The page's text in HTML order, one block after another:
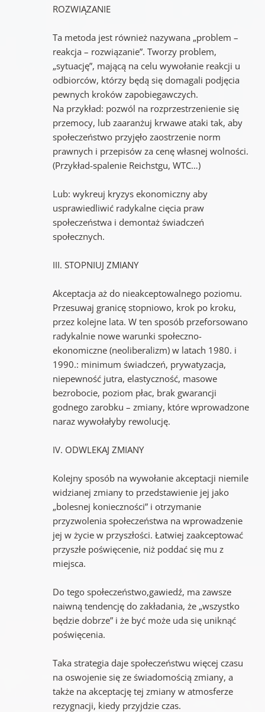
ROZWIĄZANIE
Ta metoda jest również nazywana „problem –
reakcja – rozwiązanie”. Tworzy problem,
„sytuację”, mającą na celu wywołanie reakcji u
odbiorców, którzy będą się domagali podjęcia
pewnych kroków zapobiegawczych.
Na przykład: pozwól na rozprzestrzenienie się
przemocy, lub zaaranżuj krwawe ataki tak, aby
społeczeństwo przyjęło zaostrzenie norm
prawnych i przepisów za cenę własnej wolności.
(Przykład-spalenie Reichstgu, WTC…)
Lub: wykreuj kryzys ekonomiczny aby
usprawiedliwić radykalne cięcia praw
społeczeństwa i demontaż świadczeń
społecznych.
III. STOPNIUJ ZMIANY
Akceptacja aż do nieakceptowalnego poziomu.
Przesuwaj granicę stopniowo, krok po kroku,
przez kolejne lata. W ten sposób przeforsowano
radykalnie nowe warunki społeczno-
ekonomiczne (neoliberalizm) w latach 1980. i
1990.: minimum świadczeń, prywatyzacja,
niepewność jutra, elastyczność, masowe
bezrobocie, poziom płac, brak gwarancji
godnego zarobku – zmiany, które wprowadzone
naraz wywołałyby rewolucję.
IV. ODWLEKAJ ZMIANY
Kolejny sposób na wywołanie akceptacji niemile
widzianej zmiany to przedstawienie jej jako
„bolesnej konieczności” i otrzymanie
przyzwolenia społeczeństwa na wprowadzenie
jej w życie w przyszłości. Łatwiej zaakceptować
przyszłe poświęcenie, niż poddać się mu z
miejsca.
Do tego społeczeństwo,gawiedź, ma zawsze
naiwną tendencję do zakładania, że „wszystko
będzie dobrze” i że być może uda się uniknąć
poświęcenia.
Taka strategia daje społeczeństwu więcej czasu
na oswojenie się ze świadomością zmiany, a
także na akceptację tej zmiany w atmosferze
rezygnacji, kiedy przyjdzie czas.